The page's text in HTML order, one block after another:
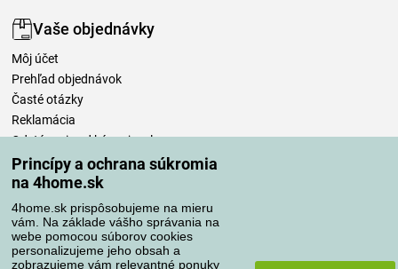
Princípy a ochrana súkromia
na 4home.sk
4home.sk prispôsobujeme na mieru
vám. Na základe vášho správania na
webe pomocou súborov cookies
personalizujeme jeho obsah a
zobrazujeme vám relevantné ponuky
Vaše objednávky
Môj účet
Prehľad objednávok
Časté otázky
Reklamácia
Odstúpenie od kúpnej zmluvy
Pravidlá spracovania recenzií
Spôsoby dopravy